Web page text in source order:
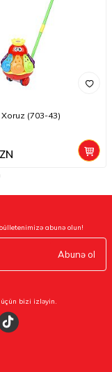
(703-43)
abunə olun!
Abunə ol
bizi izləyin.